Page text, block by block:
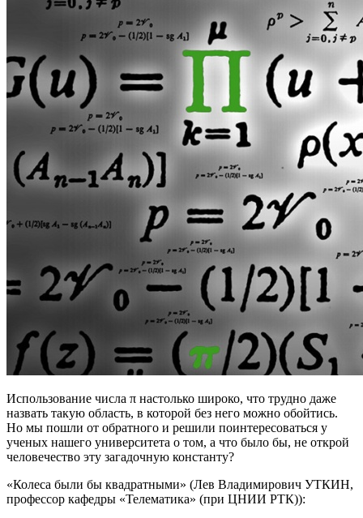
Использование числа π настолько широко, что трудно даже
назвать такую область, в которой без него можно обойтись.
Но мы пошли от обратного и решили поинтересоваться у
ученых нашего университета о том, а что было бы, не открой
человечество эту загадочную константу?
«Колеса были бы квадратными» (Лев Владимирович УТКИН,
профессор кафедры «Телематика» (при ЦНИИ РТК)):